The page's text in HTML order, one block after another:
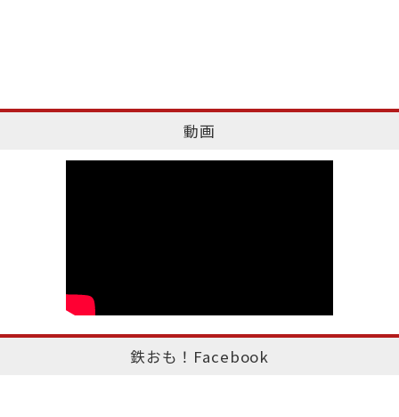
動画
鉄おも！Facebook